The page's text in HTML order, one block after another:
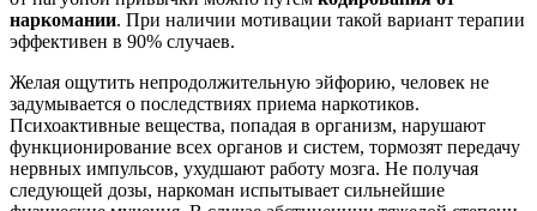
наркомании. При наличии мотивации такой вариант терапии
эффективен в 90% случаев.
Желая ощутить непродолжительную эйфорию, человек не
задумывается о последствиях приема наркотиков.
Психоактивные вещества, попадая в организм, нарушают
функционирование всех органов и систем, тормозят передачу
нервных импульсов, ухудшают работу мозга. Не получая
следующей дозы, наркоман испытывает сильнейшие